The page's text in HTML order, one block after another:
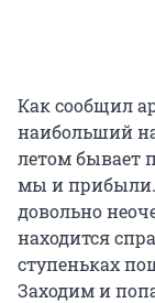
Как сообщил
наибольший
летом бывает
мы и прибыли.
довольно
находится
ступеньках
Заходим и